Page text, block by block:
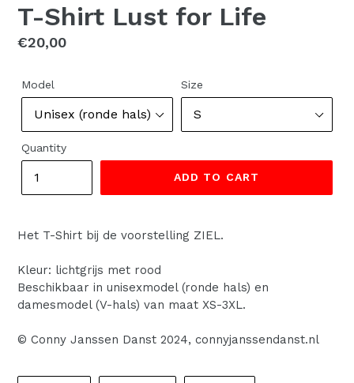
T-Shirt Lust for Life
Regular
€20,00
Model Size
Quantity
ADD TO CART
Het T-Shirt bij de voorstelling ZIEL.
Kleur: lichtgrijs met rood
Beschikbaar in unisexmodel (ronde hals) en
damesmodel (V-hals) van maat XS-3XL.
© Conny Janssen Danst 2024, connyjanssendanst.nl